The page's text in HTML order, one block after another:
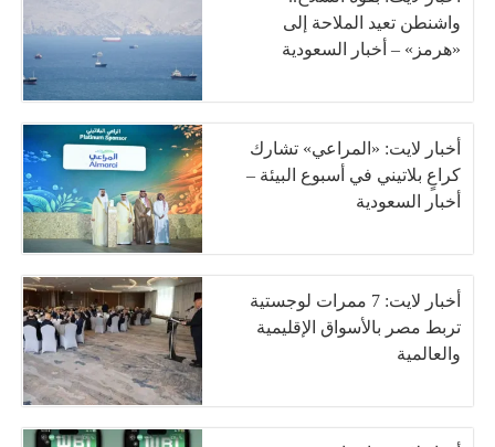
واشنطن تعيد الملاحة إلى
«هرمز» – أخبار السعودية
أخبار لايت: «المراعي» تشارك
كراعٍ بلاتيني في أسبوع البيئة –
أخبار السعودية
أخبار لايت: 7 ممرات لوجستية
تربط مصر بالأسواق الإقليمية
والعالمية